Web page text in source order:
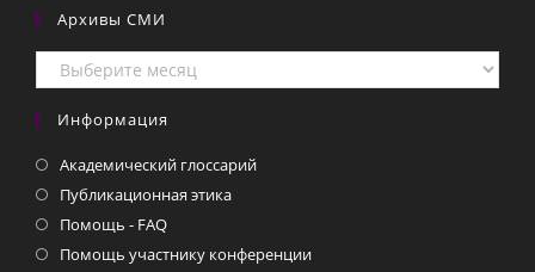
Архивы СМИ
Архивы
СМИ
Информация
Академический глоссарий
Публикационная этика
Помощь - FAQ
Помощь участнику конференции